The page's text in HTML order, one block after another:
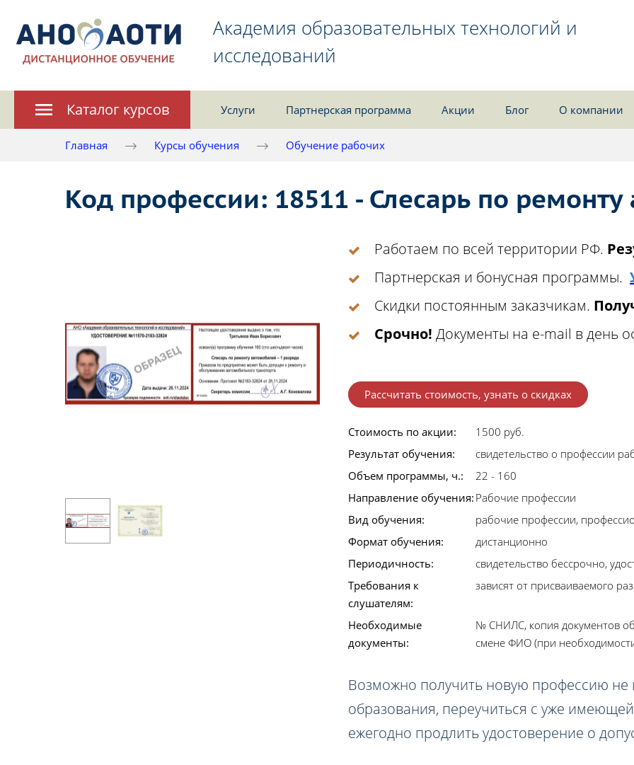
Академия образовательных технологий и
исследований
Каталог курсов Услуги Партнерская программа Акции Блог О компании
Главная Курсы обучения Обучение рабочих
Код профессии: 18511 - Слесарь по
Работаем по всей территории РФ.
Партнерская и бонусная программы.
Скидки постоянным заказчикам.
Срочно! Документы на e-mail в день
Рассчитать стоимость, узнать о скидках
Стоимость по акции:
1500 руб.
Результат обучения:
свидетельство о профессии
Объем программы, ч.:
22 - 160
Направление обучения: Рабочие профессии
Вид обучения:
рабочие профессии,
Формат обучения:
дистанционно
Периодичность:
свидетельство бессрочно,
Требования к
слушателям:
зависят от присваиваемого
Необходимые
документы:
№ СНИЛС, копия документов
смене ФИО (при
Возможно получить новую профессию
образования, переучиться с уже
ежегодно продлить удостоверение о